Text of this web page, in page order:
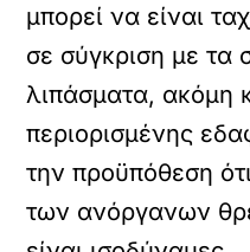
μπορεί να είναι
σε σύγκριση με τα
λιπάσματα, ακόμη
περιορισμένης
την προϋπόθεση
των ανόργανων